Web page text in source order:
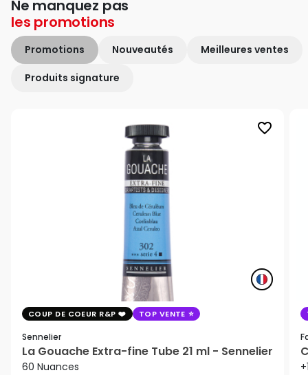
Ne manquez pas
les promotions
Promotions Nouveautés Meilleures ventes
Produits signature
favorite_border
COUP DE COEUR R&P TOP VENTE
Sennelier
La Gouache Extra-fine Tube 21 ml - Sennelier
60 Nuances